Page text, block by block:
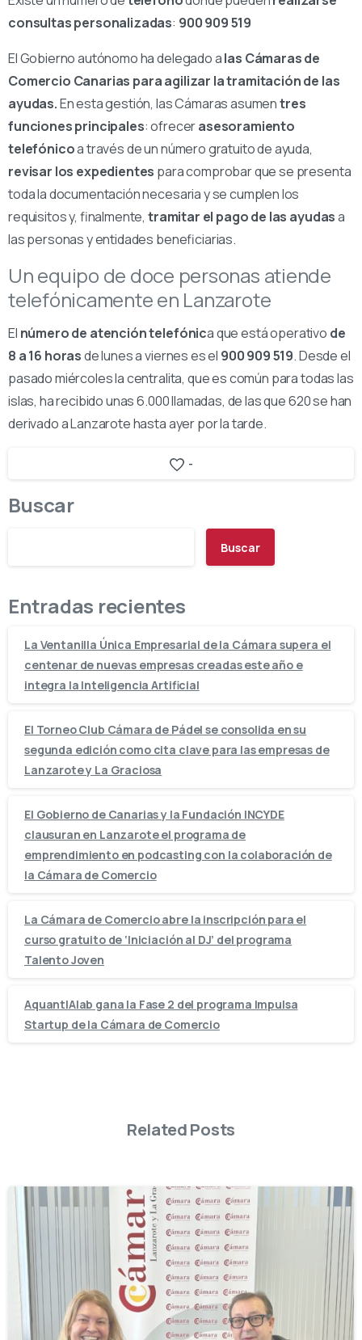
consultas personalizadas: 900 909 519
El Gobierno autónomo ha delegado alas Cámaras de
Comercio Canarias para agilizar la tramitación de las
ayudas.En esta gestión, las Cámaras asumentres
funciones principales: ofrecerasesoramiento
telefónicoa través de un número gratuito de ayuda,
revisar los expedientes para comprobar que se presenta
toda la documentación necesaria y se cumplen los
requisitos y, finalmente, tramitar el pago de las ayudasa
las personas y entidades beneficiarias.
Un equipo de doce personas atiende
telefónicamente en Lanzarote
El número de atención telefónica que está operativo de
8 a 16 horasde lunes a viernes es el 900 909 519. Desde el
pasado miércoles la centralita, que es común para todas las
islas, ha recibido unas 6.000 llamadas, de las que 620 se han
derivado a Lanzarote hasta ayer por la tarde.
-
Buscar
Buscar
Entradas recientes
La Ventanilla Única Empresarial de la Cámara supera el
centenar de nuevas empresas creadas este año e
integra la Inteligencia Artificial
El Torneo Club Cámara de Pádel se consolida en su
segunda edición como cita clave para las empresas de
Lanzarote y La Graciosa
El Gobierno de Canarias y la Fundación INCYDE
clausuran en Lanzarote el programa de
emprendimiento en podcasting con la colaboración de
la Cámara de Comercio
La Cámara de Comercio abre la inscripción para el
curso gratuito de ‘Iniciación al DJ’ del programa
Talento Joven
AquantIAlab gana la Fase 2 del programa Impulsa
Startup de la Cámara de Comercio
Related Posts